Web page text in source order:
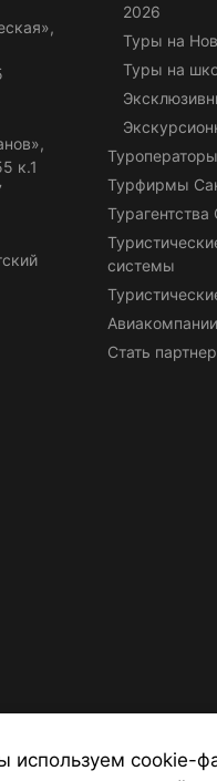
к.1
2026
Туры на
Туры на
Турфирмы
системы
Стать
используем cookie-